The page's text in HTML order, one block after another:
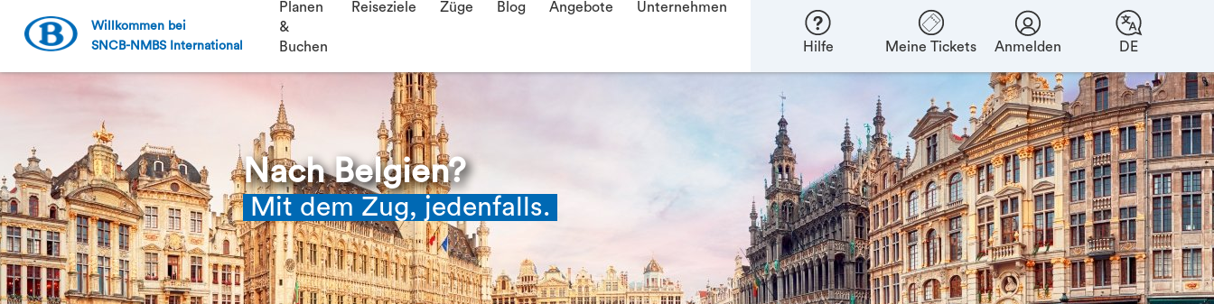
Willkommen bei
SNCB-NMBS International
Planen
&
Buchen
Reiseziele Züge Blog Angebote Unternehmen
Hilfe Meine Tickets Anmelden DE
Nach Belgien?
Mit dem Zug, jedenfalls.